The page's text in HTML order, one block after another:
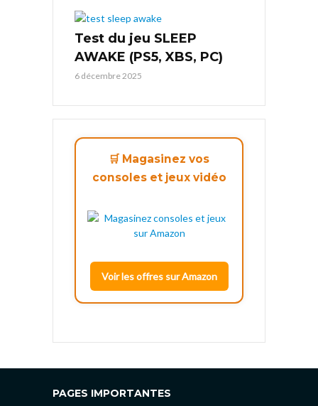
Test du jeu SLEEP
AWAKE (PS5, XBS, PC)
6 décembre 2025
🛒 Magasinez vos
consoles et jeux vidéo
Voir les offres sur Amazon
PAGES IMPORTANTES